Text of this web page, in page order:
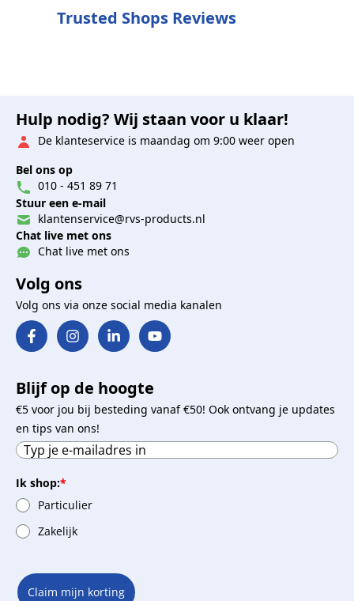
Trusted Shops Reviews
Hulp nodig? Wij staan voor u klaar!
De klanteservice is maandag om 9:00 weer open
Bel ons op
010 - 451 89 71
Stuur een e-mail
klantenservice@rvs-products.nl
Chat live met ons
Chat live met ons
Volg ons
Volg ons via onze social media kanalen
Blijf op de hoogte
€5 voor jou bij besteding vanaf €50! Ook ontvang je updates
en tips van ons!
Ik shop:*
Particulier
Zakelijk
Claim mijn korting